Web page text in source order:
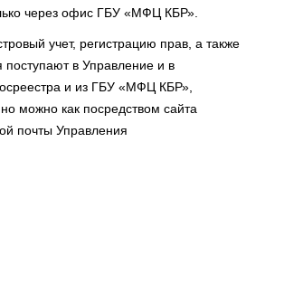
через офис ГБУ «МФЦ КБР».
учет, регистрацию прав, а также
в Управление и в
и из ГБУ «МФЦ КБР»,
можно как посредством сайта
почты Управления